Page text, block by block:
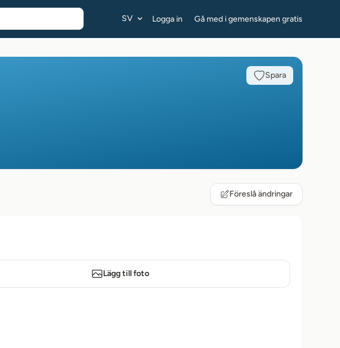
SV Logga in Gå med i gemenskapen gratis
Spara
Föreslå ändringar
Lägg till foto